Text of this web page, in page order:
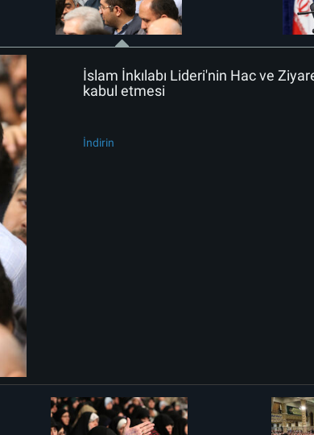
İslam İnkılabı Lideri'nin Hac ve
kabul etmesi
İndirin